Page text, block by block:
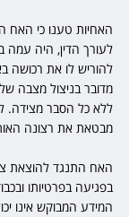
האחיות טענו כי
לעורך הדין, היה עמה
להוריש לו את רכושה
מדובר בניצול מצבה
ללא כל הסבר מצידה.
מבטאת את רצונה
האח התנגד להוצאת
בפגיעה בפרטיותו
המידע המבוקש אינו